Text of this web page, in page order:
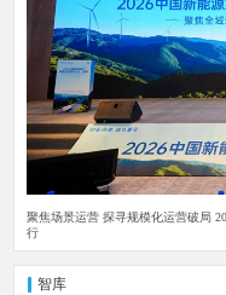
聚焦场景运营 探寻规模化运营破局
行
智库